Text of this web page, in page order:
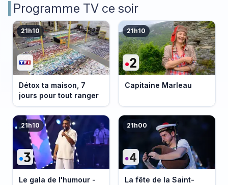
Programme TV ce soir
21h10
Détox ta maison, 7
jours pour tout ranger
21h10
Capitaine Marleau
21h10
Le gala de l'humour -
21h00
La fête de la Saint-